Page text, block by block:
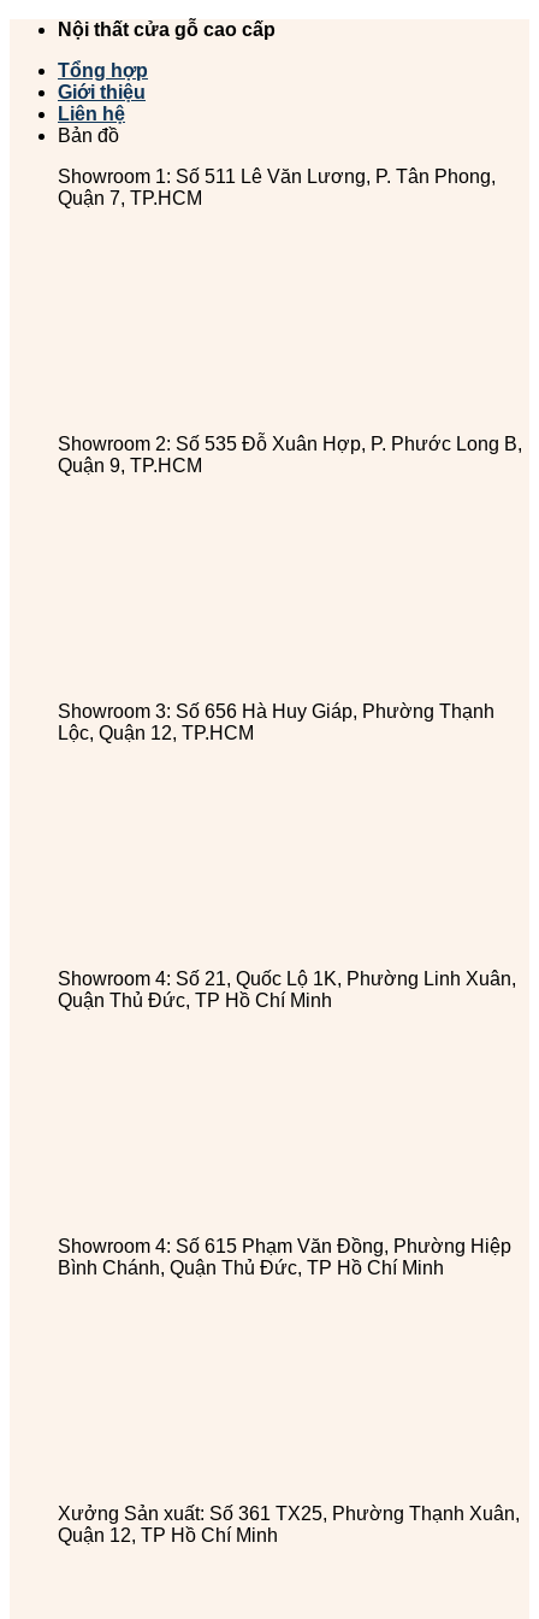
Chuyển
dung
Nội thất cửa gỗ cao cấp
Tổng hợp
Giới thiệu
Liên hệ
Bản đồ
Showroom 1: Số 511 Lê Văn Lương, P. Tân Phong,
Quận 7, TP.HCM
Showroom 2: Số 535 Đỗ Xuân Hợp, P. Phước Long B,
Quận 9, TP.HCM
Showroom 3: Số 656 Hà Huy Giáp, Phường Thạnh
Lộc, Quận 12, TP.HCM
Showroom 4: Số 21, Quốc Lộ 1K, Phường Linh Xuân,
Quận Thủ Đức, TP Hồ Chí Minh
Showroom 4: Số 615 Phạm Văn Đồng, Phường Hiệp
Bình Chánh, Quận Thủ Đức, TP Hồ Chí Minh
Xưởng Sản xuất: Số 361 TX25, Phường Thạnh Xuân,
Quận 12, TP Hồ Chí Minh